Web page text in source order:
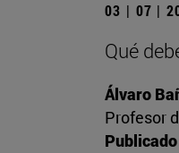
03 | 07 |
Qué
Álvaro
Profesor